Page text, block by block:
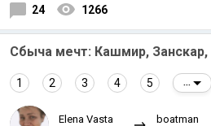
24 1266
Сбыча мечт: Кашмир,
1 2 3 4 5
Elena Vasta boatman